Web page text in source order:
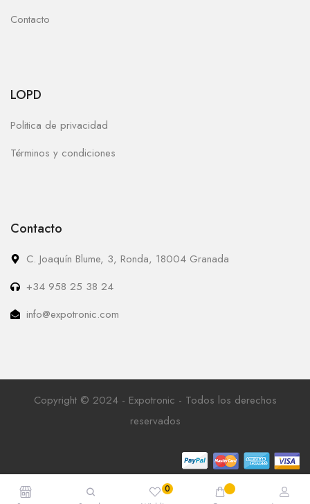
Contacto
LOPD
Politica de privacidad
Términos y condiciones
Contacto
C. Joaquín Blume, 3, Ronda, 18004 Granada
+34 958 25 38 24
info@expotronic.com
Copyright © 2024 - Expotronic - Todos los derechos
reservados